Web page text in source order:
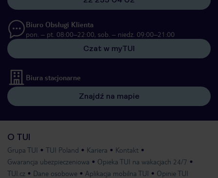
Biuro Obsługi Klienta
pon. – pt. 08:00–22:00, sob. – niedz. 09:00–21:00
Czat w myTUI
Biura stacjonarne
Znajdź na mapie
O TUI
Grupa TUI TUI Poland Kariera
Kontakt
Gwarancja ubezpieczeniowa
Opieka TUI na wakacjach 24/7
TUI.cz
Dane osobowe Aplikacja mobilna TUI Opinie TUI